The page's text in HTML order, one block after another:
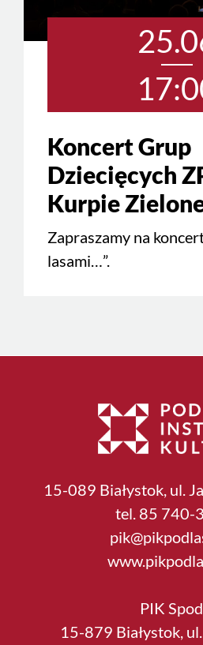
Koncert Grup
Dziecięcych
Kurpie
Zapraszamy na
lasami…”.
15-089 Białystok, ul.
tel. 85 740-
PIK
15-879 Białystok,